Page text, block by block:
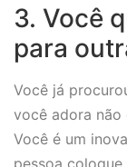
3. Você
para
Você já
você adora não
Você é um